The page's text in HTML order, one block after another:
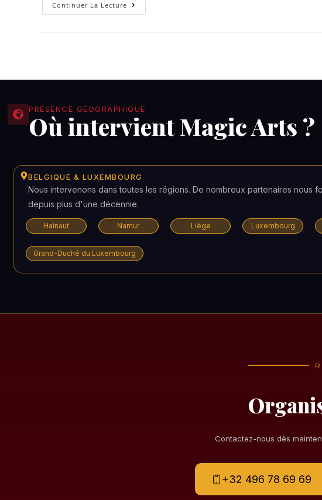
Continuer La Lecture
PRÉSENCE GÉOGRAPHIQUE
Où intervient Magic Arts ?
BELGIQUE & LUXEMBOURG
Nous intervenons dans toutes les régions. De nombreux partenaires nous
depuis plus d'une décennie.
Hainaut Namur Liège Luxembourg
Grand-Duché du Luxembourg
Contactez-nous dès
+32 496 78 69 69